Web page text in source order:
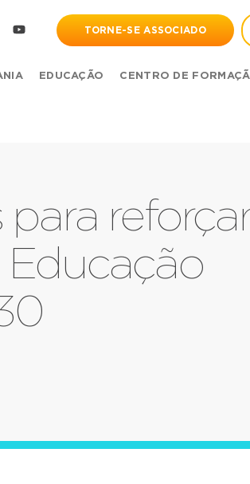
TORNE-SE ASSOCIADO
EDUCAÇÃO CENTRO DE
Educação